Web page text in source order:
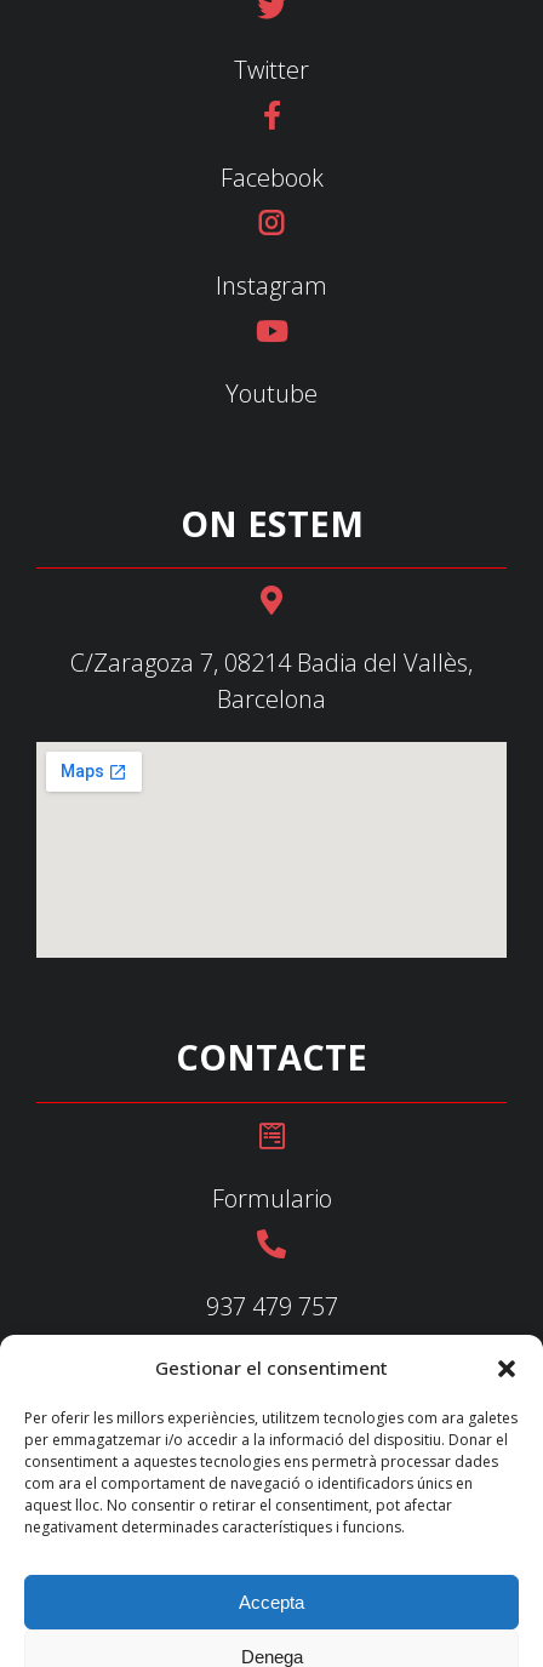
Gestionar el consentiment
Per oferir les millors experiències, utilitzem tecnologies com ara galetes
per emmagatzemar i/o accedir a la informació del dispositiu. Donar el
consentiment a aquestes tecnologies ens permetrà processar dades
com ara el comportament de navegació o identificadors únics en
aquest lloc. No consentir o retirar el consentiment, pot afectar
negativament determinades característiques i funcions.
Accepta
Denega
Twitter
Facebook
Instagram
Youtube
ON ESTEM
C/Zaragoza 7, 08214 Badia del Vallès,
Barcelona
CONTACTE
Formulario
937 479 757
937 479 758
federacio@fedecatjudo.cat